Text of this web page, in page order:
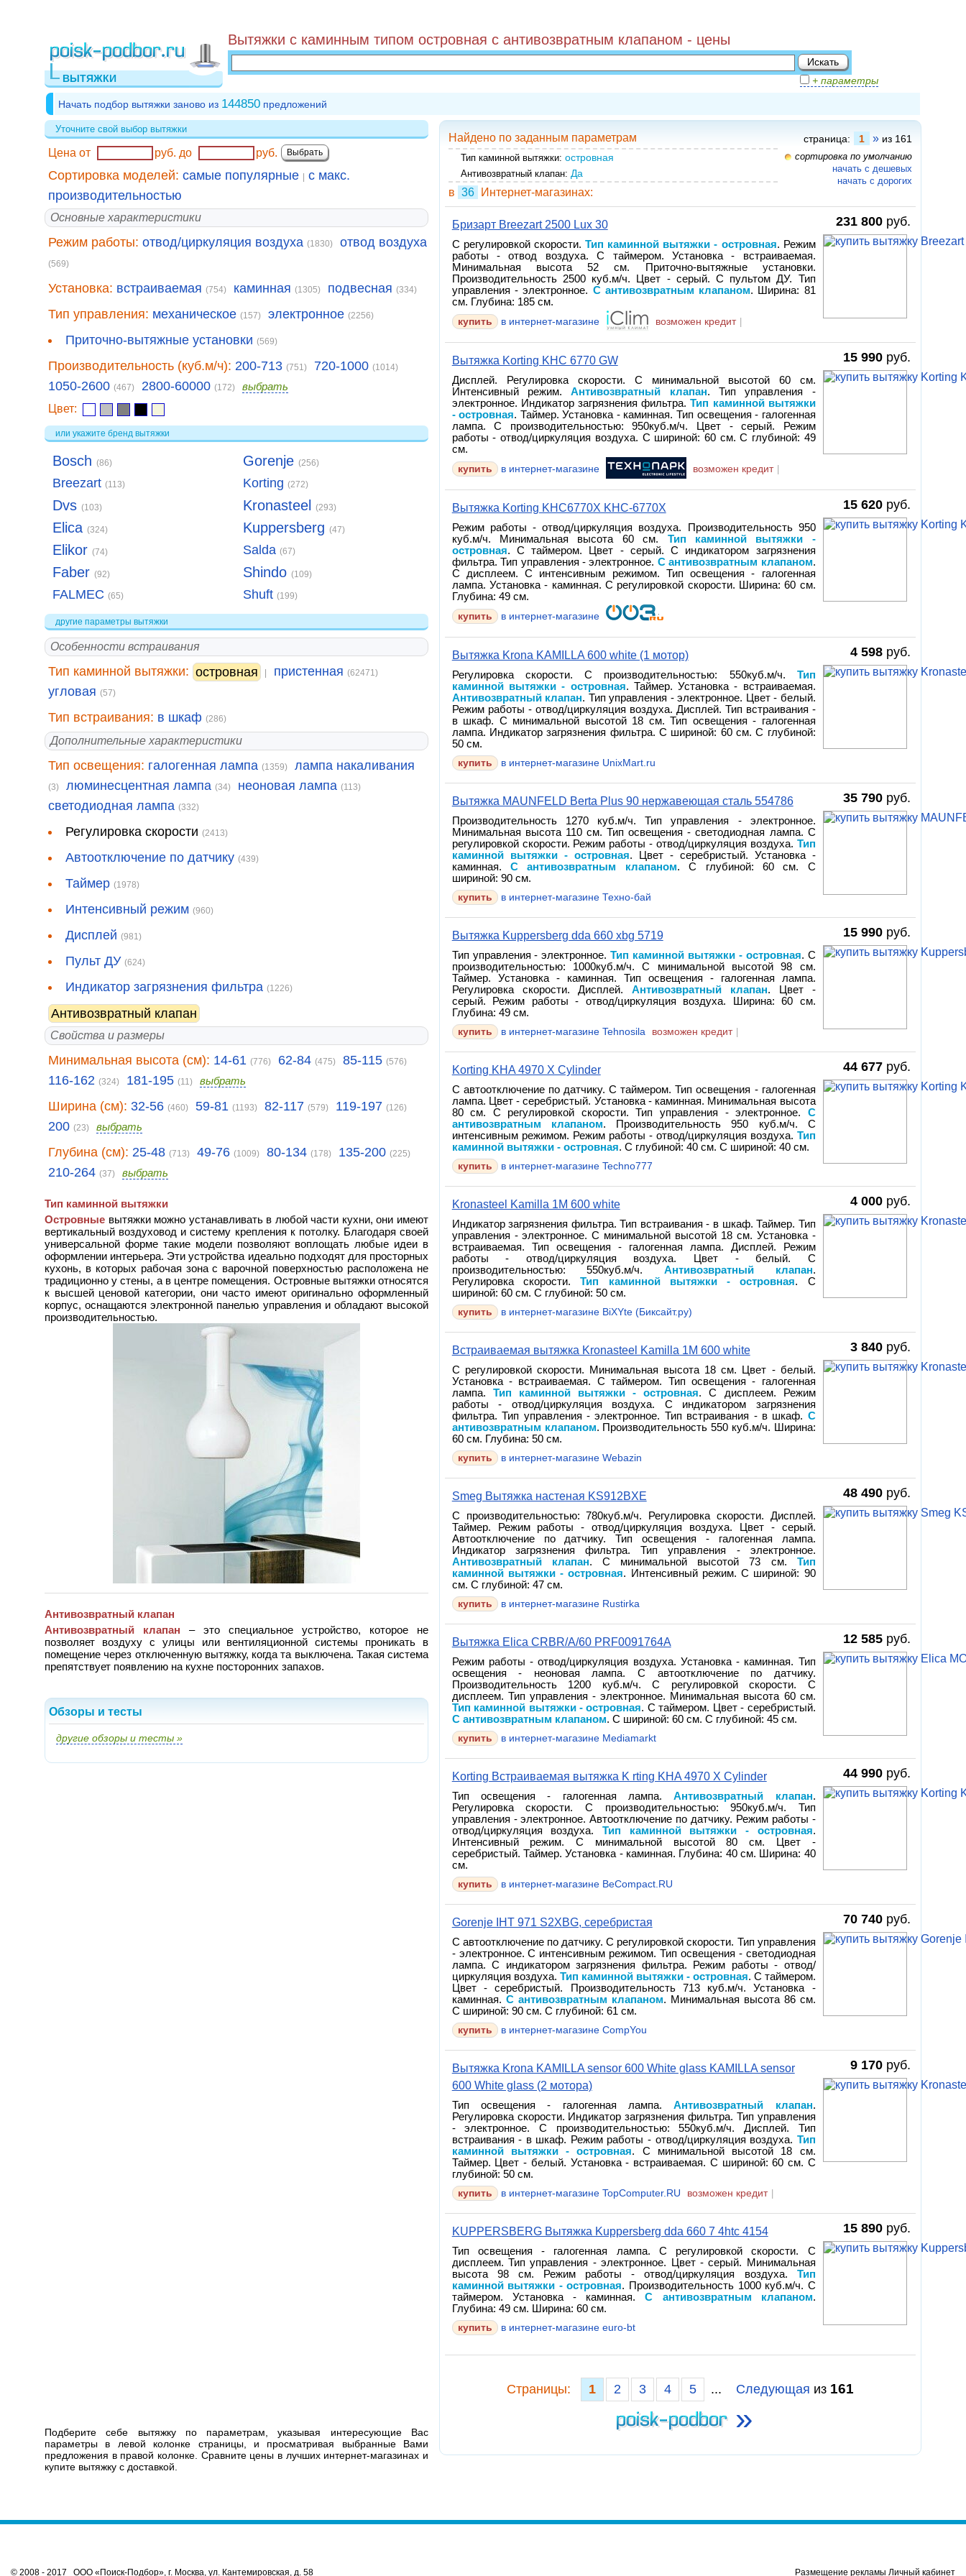
ВЫТЯЖКИ
Вытяжки с каминным типом островная с антивозвратным клапаном - цены
+ параметры
Начать подбор вытяжки заново из 144850 предложений
Уточните свой выбор вытяжки
Цена от руб. до руб.
Сортировка моделей: самые популярные
с макс.
производительностью
Основные характеристики
Режим работы: отвод/циркуляция воздуха (1830) отвод воздуха
(569)
Установка: встраиваемая (754) каминная (1305) подвесная (334)
Тип управления: механическое (157) электронное (2256)
Приточно-вытяжные установки (569)
Производительность (куб.м/ч): 200-713 (751) 720-1000 (1014)
1050-2600 (467) 2800-60000 (172)
выбрать
Цвет:
или укажите бренд вытяжки
Bosch(86)
Breezart(113)
Dvs(103)
Elica(324)
Elikor(74)
Faber(92)
FALMEC(65)
Gorenje(256)
Korting(272)
Kronasteel(293)
Kuppersberg(47)
Salda(67)
Shindo(109)
Shuft(199)
другие параметры вытяжки
Особенности встраивания
Тип каминной вытяжки: островная пристенная (62471)
угловая (57)
Тип встраивания: в шкаф (286)
Дополнительные характеристики
Тип освещения: галогенная лампа (1359) лампа накаливания
(3) люминесцентная лампа (34) неоновая лампа (113)
светодиодная лампа (332)
Регулировка скорости (2413)
Автоотключение по датчику (439)
Таймер (1978)
Интенсивный режим (960)
Дисплей (981)
Пульт ДУ (624)
Индикатор загрязнения фильтра (1226)
Антивозвратный клапан
Свойства и размеры
Минимальная высота (см): 14-61 (776) 62-84 (475) 85-115 (576)
116-162 (324) 181-195 (11) выбрать
Ширина (см): 32-56 (460) 59-81 (1193) 82-117 (579) 119-197 (126)
200 (23) выбрать
Глубина (см): 25-48 (713) 49-76 (1009) 80-134 (178) 135-200 (225)
210-264 (37) выбрать
Тип каминной вытяжки
Островные вытяжки можно устанавливать в любой части кухни, они имеют
вертикальный воздуховод и систему крепления к потолку. Благодаря своей
универсальной форме такие модели позволяют воплощать любые идеи в
оформлении интерьера. Эти устройства идеально подходят для просторных
кухонь, в которых рабочая зона с варочной поверхностью расположена не
традиционно у стены, а в центре помещения. Островные вытяжки относятся
к высшей ценовой категории, они часто имеют оригинально оформленный
корпус, оснащаются электронной панелью управления и обладают высокой
производительностью.
Антивозвратный клапан
Антивозвратный клапан – это специальное устройство, которое не
позволяет воздуху с улицы или вентиляционной системы проникать в
помещение через отключенную вытяжку, когда та выключена. Такая система
препятствует появлению на кухне посторонних запахов.
Обзоры и тесты
другие обзоры и тесты »
страница: 1 » из 161
сортировка по умолчанию
начать с дешевых
начать с дорогих
Найдено по заданным параметрам
Тип каминной вытяжки: островная
Антивозвратный клапан: Да
в 36 Интернет-магазинах:
231 800руб.
Бризарт Breezart 2500 Lux 30
С регулировкой скорости.Тип каминной вытяжки - островная. Режим
работы - отвод воздуха. С таймером. Установка - встраиваемая.
Минимальная высота 52 см. Приточно-вытяжные установки.
Производительность 2500 куб.м/ч. Цвет - серый. С пультом ДУ. Тип
управления - электронное. С антивозвратным клапаном. Ширина: 81
см. Глубина: 185 см.
купить в интернет-магазине возможен кредит
15 990руб.
Вытяжка Korting KHC 6770 GW
Дисплей. Регулировка скорости. С минимальной высотой 60 см.
Интенсивный режим.Антивозвратный клапан. Тип управления -
электронное. Индикатор загрязнения фильтра.Тип каминной вытяжки
- островная. Таймер. Установка - каминная. Тип освещения - галогенная
лампа. С производительностью: 950куб.м/ч. Цвет - серый. Режим
работы - отвод/циркуляция воздуха. С шириной: 60 см. С глубиной: 49
см.
купить в интернет-магазине возможен кредит
15 620руб.
Вытяжка Korting KHC6770X KHC-6770X
Режим работы - отвод/циркуляция воздуха. Производительность 950
куб.м/ч. Минимальная высота 60 см. Тип каминной вытяжки -
островная. С таймером. Цвет - серый. С индикатором загрязнения
фильтра. Тип управления - электронное. С антивозвратным клапаном.
С дисплеем. С интенсивным режимом. Тип освещения - галогенная
лампа. Установка - каминная. С регулировкой скорости. Ширина: 60 см.
Глубина: 49 см.
купить в интернет-магазине
4 598руб.
Вытяжка Krona KAMILLA 600 white (1 мотор)
Регулировка скорости. С производительностью: 550куб.м/ч. Тип
каминной вытяжки - островная. Таймер. Установка - встраиваемая.
Антивозвратный клапан. Тип управления - электронное. Цвет - белый.
Режим работы - отвод/циркуляция воздуха. Дисплей. Тип встраивания -
в шкаф. С минимальной высотой 18 см. Тип освещения - галогенная
лампа. Индикатор загрязнения фильтра. С шириной: 60 см. С глубиной:
50 см.
в интернет-магазине UnixMart.ru
35 790руб.
Вытяжка MAUNFELD Berta Plus 90 нержавеющая сталь 554786
Производительность 1270 куб.м/ч. Тип управления - электронное.
Минимальная высота 110 см. Тип освещения - светодиодная лампа. С
регулировкой скорости. Режим работы - отвод/циркуляция воздуха. Тип
каминной вытяжки - островная. Цвет - серебристый. Установка -
каминная.С антивозвратным клапаном. С глубиной: 60 см. С
шириной: 90 см.
в интернет-магазине Техно-бай
15 990руб.
Вытяжка Kuppersberg dda 660 xbg 5719
Тип управления - электронное.Тип каминной вытяжки - островная. С
производительностью: 1000куб.м/ч. С минимальной высотой 98 см.
Таймер. Установка - каминная. Тип освещения - галогенная лампа.
Регулировка скорости. Дисплей.Антивозвратный клапан. Цвет -
серый. Режим работы - отвод/циркуляция воздуха. Ширина: 60 см.
Глубина: 49 см.
в интернет-магазине Tehnosila возможен кредит
44 677руб.
Korting KHA 4970 X Cylinder
С автоотключение по датчику. С таймером. Тип освещения - галогенная
лампа. Цвет - серебристый. Установка - каминная. Минимальная высота
80 см. С регулировкой скорости. Тип управления - электронное. С
антивозвратным клапаном. Производительность 950 куб.м/ч. С
интенсивным режимом. Режим работы - отвод/циркуляция воздуха. Тип
каминной вытяжки - островная. С глубиной: 40 см. С шириной: 40 см.
в интернет-магазине Techno777
4 000руб.
Kronasteel Kamilla 1M 600 white
Индикатор загрязнения фильтра. Тип встраивания - в шкаф. Таймер. Тип
управления - электронное. С минимальной высотой 18 см. Установка -
встраиваемая. Тип освещения - галогенная лампа. Дисплей. Режим
работы - отвод/циркуляция воздуха. Цвет - белый. С
производительностью: 550куб.м/ч.Антивозвратный клапан.
Регулировка скорости.Тип каминной вытяжки - островная. С
шириной: 60 см. С глубиной: 50 см.
в интернет-магазине BiXYte (Биксайт.ру)
3 840руб.
Встраиваемая вытяжка Kronasteel Kamilla 1M 600 white
С регулировкой скорости. Минимальная высота 18 см. Цвет - белый.
Установка - встраиваемая. С таймером. Тип освещения - галогенная
лампа. Тип каминной вытяжки - островная. С дисплеем. Режим
работы - отвод/циркуляция воздуха. С индикатором загрязнения
фильтра. Тип управления - электронное. Тип встраивания - в шкаф. С
антивозвратным клапаном. Производительность 550 куб.м/ч. Ширина:
60 см. Глубина: 50 см.
в интернет-магазине Webazin
48 490руб.
Smeg Вытяжка настеная KS912BXE
С производительностью: 780куб.м/ч. Регулировка скорости. Дисплей.
Таймер. Режим работы - отвод/циркуляция воздуха. Цвет - серый.
Автоотключение по датчику. Тип освещения - галогенная лампа.
Индикатор загрязнения фильтра. Тип управления - электронное.
Антивозвратный клапан. С минимальной высотой 73 см. Тип
каминной вытяжки - островная. Интенсивный режим. С шириной: 90
см. С глубиной: 47 см.
в интернет-магазине Rustirka
12 585руб.
Вытяжка Elica CRBR/A/60 PRF0091764A
Режим работы - отвод/циркуляция воздуха. Установка - каминная. Тип
освещения - неоновая лампа. С автоотключение по датчику.
Производительность 1200 куб.м/ч. С регулировкой скорости. С
дисплеем. Тип управления - электронное. Минимальная высота 60 см.
Тип каминной вытяжки - островная. С таймером. Цвет - серебристый.
С антивозвратным клапаном. С шириной: 60 см. С глубиной: 45 см.
в интернет-магазине Mediamarkt
44 990руб.
Korting Встраиваемая вытяжка K rting KHA 4970 X Cylinder
Тип освещения - галогенная лампа.Антивозвратный клапан.
Регулировка скорости. С производительностью: 950куб.м/ч. Тип
управления - электронное. Автоотключение по датчику. Режим работы -
отвод/циркуляция воздуха.Тип каминной вытяжки - островная.
Интенсивный режим. С минимальной высотой 80 см. Цвет -
серебристый. Таймер. Установка - каминная. Глубина: 40 см. Ширина: 40
см.
в интернет-магазине BeCompact.RU
70 740руб.
Gorenje IHT 971 S2XBG, серебристая
С автоотключение по датчику. С регулировкой скорости. Тип управления
- электронное. С интенсивным режимом. Тип освещения - светодиодная
лампа. С индикатором загрязнения фильтра. Режим работы - отвод/
циркуляция воздуха. Тип каминной вытяжки - островная. С таймером.
Цвет - серебристый. Производительность 713 куб.м/ч. Установка -
каминная. С антивозвратным клапаном. Минимальная высота 86 см.
С шириной: 90 см. С глубиной: 61 см.
в интернет-магазине CompYou
9 170руб.
Вытяжка Krona KAMILLA sensor 600 White glass KAMILLA sensor
600 White glass (2 мотора)
Тип освещения - галогенная лампа.Антивозвратный клапан.
Регулировка скорости. Индикатор загрязнения фильтра. Тип управления
- электронное. С производительностью: 550куб.м/ч. Дисплей. Тип
встраивания - в шкаф. Режим работы - отвод/циркуляция воздуха. Тип
каминной вытяжки - островная. С минимальной высотой 18 см.
Таймер. Цвет - белый. Установка - встраиваемая. С шириной: 60 см. С
глубиной: 50 см.
в интернет-магазине TopComputer.RU возможен кредит
15 890руб.
KUPPERSBERG Вытяжка Kuppersberg dda 660 7 4htc 4154
Тип освещения - галогенная лампа. С регулировкой скорости. С
дисплеем. Тип управления - электронное. Цвет - серый. Минимальная
высота 98 см. Режим работы - отвод/циркуляция воздуха. Тип
каминной вытяжки - островная. Производительность 1000 куб.м/ч. С
таймером. Установка - каминная.С антивозвратным клапаном.
Глубина: 49 см. Ширина: 60 см.
в интернет-магазине euro-bt
Cтраницы: 1 2 3 4 5 ... Следующая из 161
»
Подберите себе вытяжку по параметрам, указывая интересующие Вас
параметры в левой колонке страницы, и просматривая выбранные Вами
предложения в правой колонке. Сравните цены в лучших интернет-магазинах и
купите вытяжку с доставкой.
© 2008 - 2017 ООО «Поиск-Подбор», г. Москва, ул. Кантемировская, д. 58 Размещение рекламы Личный кабинет